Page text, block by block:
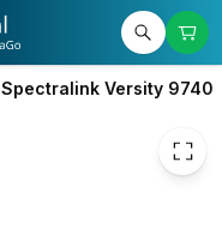
Spectralink Versity 9740